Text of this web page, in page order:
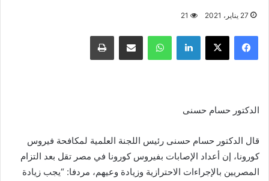
27 يناير، 2021 21
فيسبوك X لينكدإن واتساب مشاركة عبر البريد طباعة
الدكتور حسام حسنى
قال الدكتور حسام حسنى رئيس اللجنة العلمية لمكافحة فيروس
كورونا، إن أعداد الإصابات بفيروس كورونا في مصر تقل بعد التزام
المصريين بالإجراءات الاحترازية وزيادة وعيهم، مردفا: “يجب زيادة